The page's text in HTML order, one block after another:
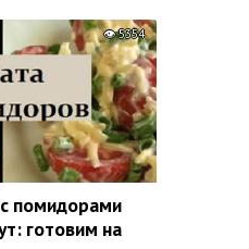
5354
помидорами
готовим на